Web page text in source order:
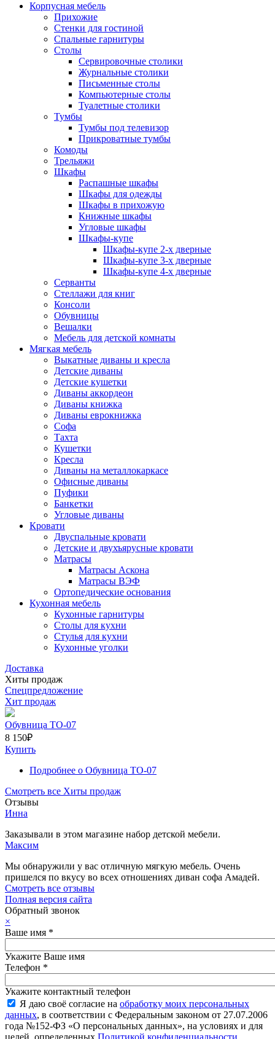
Корпусная мебель
Прихожие
Стенки для гостиной
Спальные гарнитуры
Столы
Сервировочные столики
Журнальные столики
Письменные столы
Компьютерные столы
Туалетные столики
Тумбы
Тумбы под телевизор
Прикроватные тумбы
Комоды
Трельяжи
Шкафы
Распашные шкафы
Шкафы для одежды
Шкафы в прихожую
Книжные шкафы
Угловые шкафы
Шкафы-купе
Шкафы-купе 2-x дверные
Шкафы-купе 3-х дверные
Шкафы-купе 4-х дверные
Серванты
Стеллажи для книг
Консоли
Обувницы
Вешалки
Мебель для детской комнаты
Мягкая мебель
Выкатные диваны и кресла
Детские диваны
Детские кушетки
Диваны аккордеон
Диваны книжка
Диваны еврокнижка
Софа
Тахта
Кушетки
Кресла
Диваны на металлокаркасе
Офисные диваны
Пуфики
Банкетки
Угловые диваны
Кровати
Двуспальные кровати
Детские и двухъярусные кровати
Матрасы
Матрасы Аскона
Матрасы ВЭФ
Ортопедические основания
Кухонная мебель
Кухонные гарнитуры
Столы для кухни
Стулья для кухни
Кухонные уголки
Доставка
Хиты продаж
Спецпредложение
Хит продаж
Обувница ТО-07
8 150₽
Купить
Подробнее о Обувница ТО-07
Смотреть все Хиты продаж
Отзывы
Инна
Заказывали в этом магазине набор детской мебели.
Максим
Мы обнаружили у вас отличную мягкую мебель. Очень
пришелся по вкусу во всех отношениях диван софа Амадей.
Смотреть все отзывы
Полная версия сайта
Обратный звонок
×
Ваше имя *
Укажите Ваше имя
Телефон *
Укажите контактный телефон
Я даю своё согласие на обработку моих персональных
данных, в соответствии с Федеральным законом от 27.07.2006
года №152-ФЗ «О персональных данных», на условиях и для
целей, определенных Политикой конфиденциальности